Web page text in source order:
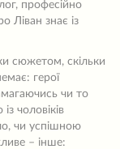
професійно
Ліван знає із
сюжетом, скільки
герої
чи то
чоловіків
чи успішною
– інше: